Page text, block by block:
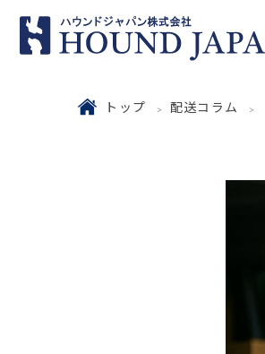
トップ 配送コラム